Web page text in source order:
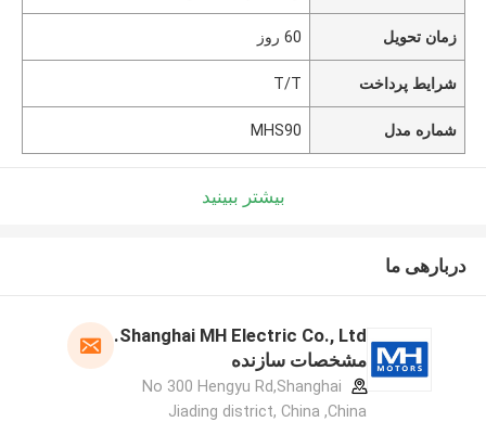
زمان تحویل 60 روز
شرایط پرداخت T/T
شماره مدل MHS90
بیشتر ببینید
دربارهی ما
Shanghai MH Electric Co., Ltd.
مشخصات سازنده
No 300 Hengyu Rd,Shanghai
Jiading district, China ,China